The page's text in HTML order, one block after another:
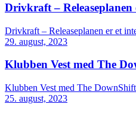
Drivkraft – Releaseplanen
Drivkraft – Releaseplanen er et
29. august, 2023
Klubben Vest med The
Klubben Vest med The
25. august, 2023